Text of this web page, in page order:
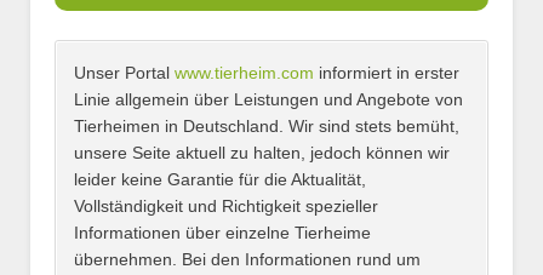
Name*
E-Mail*
Unser Portal www.tierheim.com informiert in erster
Linie allgemein über Leistungen und Angebote von
Tierheimen in Deutschland. Wir sind stets bemüht,
unsere Seite aktuell zu halten, jedoch können wir
leider keine Garantie für die Aktualität,
Vollständigkeit und Richtigkeit spezieller
Informationen über einzelne Tierheime
übernehmen. Bei den Informationen rund um